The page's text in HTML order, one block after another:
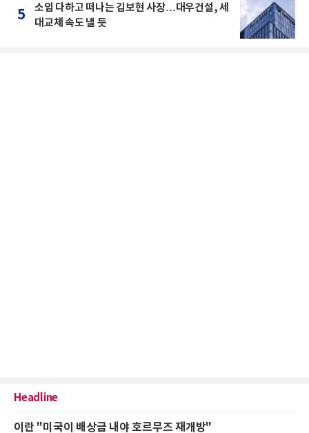
5
소임 다하고 떠나는 김보현 사장…대우건설, 세
대교체 속도 낼 듯
Headline
이란 "미국이 배상금 내야 호르무즈 재개방"